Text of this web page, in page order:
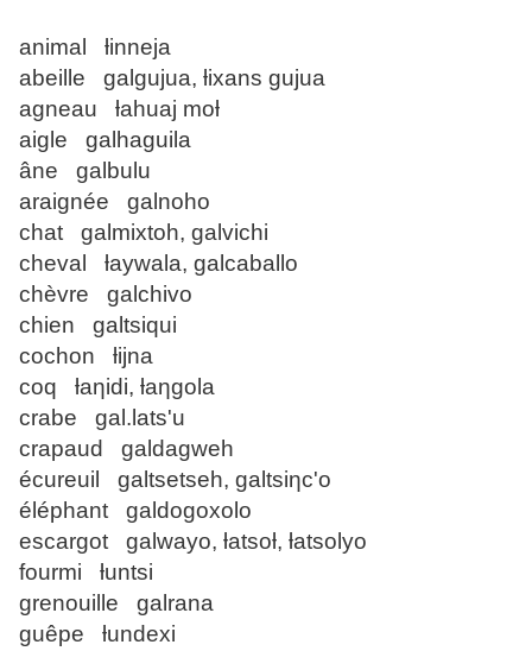
animal ƚinneja
abeille galgujua, ƚixans gujua
agneau ƚahuaj moƚ
aigle galhaguila
âne galbulu
araignée galnoho
chat galmixtoh, galvichi
cheval ƚaywala, galcaballo
chèvre galchivo
chien galtsiqui
cochon ƚijna
coq ƚaƞidi, ƚaƞgola
crabe gal.lats'u
crapaud galdagweh
écureuil galtsetseh, galtsiƞc'o
éléphant galdogoxolo
escargot galwayo, ƚatsoƚ, ƚatsolyo
fourmi ƚuntsi
grenouille galrana
guêpe ƚundexi